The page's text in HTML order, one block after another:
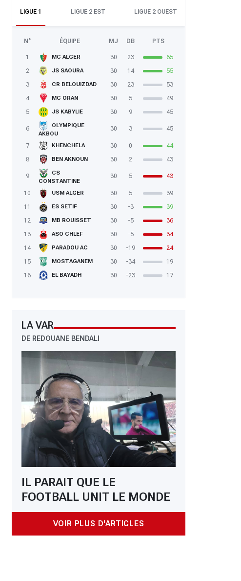
LIGUE 1 LIGUE 2 EST LIGUE 2 OUEST
N° ÉQUIPE MJ DB PTS
1 MC ALGER 30 23
65
2
JS SAOURA 30 14
55
3
CR BELOUIZDAD 30 23
53
4
MC ORAN 30 5
49
5
JS KABYLIE 30 9 45
6
OLYMPIQUE
AKBOU
30 3 45
7 KHENCHELA 30 0
44
8
BEN AKNOUN 30 2 43
9
CS
CONSTANTINE
30 5 43
10 USM ALGER 30 5
39
11
ES SETIF 30 -3
39
12
MB ROUISSET 30 -5
36
13
ASO CHLEF 30 -5
34
14
PARADOU AC 30 -19
24
15
MOSTAGANEM 30 -34
19
16
EL BAYADH 30 -23 17
LA VAR
DE REDOUANE BENDALI
IL PARAIT QUE LE
FOOTBALL UNIT LE MONDE
VOIR PLUS D'ARTICLES